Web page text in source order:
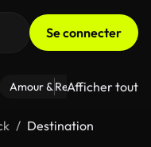
Se connecter
Amour & Relations Le
Afficher tout
Destination